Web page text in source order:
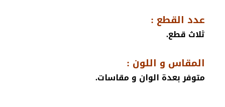
عدد القطع :
ثلاث قطع.
المقاس و اللون :
متوفر بعدة الوان و مقاسات.